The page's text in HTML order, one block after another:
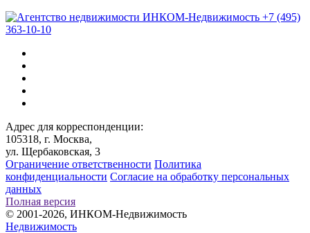
+7 (495)
363-10-10
Адрес для корреспонденции:
105318, г. Москва,
ул. Щербаковская, 3
Ограничение ответственности Политика
конфиденциальности Согласие на обработку персональных
данных
Полная версия
© 2001-2026, ИНКОМ-Недвижимость
Недвижимость